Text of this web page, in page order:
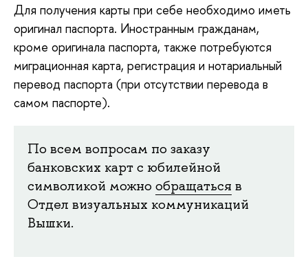
Для получения карты при себе необходимо иметь
оригинал паспорта. Иностранным гражданам,
кроме оригинала паспорта, также потребуются
миграционная карта, регистрация и нотариальный
перевод паспорта (при отсутствии перевода в
самом паспорте).
По всем вопросам по заказу
банковских карт с юбилейной
символикой можнообращаться в
Отдел визуальных коммуникаций
Вышки.